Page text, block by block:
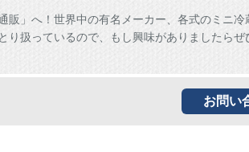
販」へ！世界中の有名メーカー、各式のミニ冷
り扱っているので、もし興味がありましたらぜ
お問い